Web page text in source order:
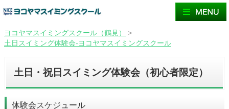
ヨコヤマスイミングスクール（鶴見）
>
土日スイミング体験会-ヨコヤマスイミングスクール
土日・祝日スイミング体験会（初心者限定）
体験会スケジュール